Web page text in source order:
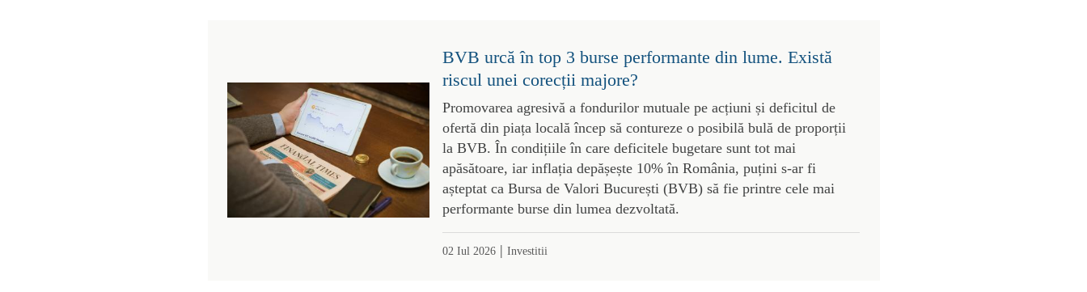
BVB urcă în top 3 burse performante din lume. Există
riscul unei corecții majore?
Promovarea agresivă a fondurilor mutuale pe acțiuni și deficitul de
ofertă din piața locală încep să contureze o posibilă bulă de proporții
la BVB. În condițiile în care deficitele bugetare sunt tot mai
apăsătoare, iar inflația depășește 10% în România, puțini s-ar fi
așteptat ca Bursa de Valori București (BVB) să fie printre cele mai
performante burse din lumea dezvoltată.
02 Iul 2026| Investitii